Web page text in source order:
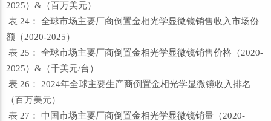
2025）&（百万美元）
表 24： 全球市场主要厂商倒置金相光学显微镜销售收入市场份
额（2020-2025）
表 25： 全球市场主要厂商倒置金相光学显微镜销售价格（2020-
2025）&（千美元/台）
表 26： 2024年全球主要生产商倒置金相光学显微镜收入排名
（百万美元）
表 27： 中国市场主要厂商倒置金相光学显微镜销量（2020-